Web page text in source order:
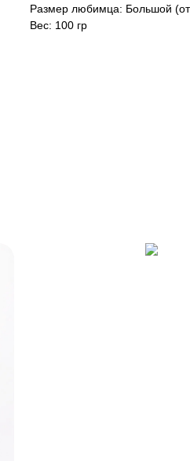
Размер любимца: Большой (от
Вес: 100 гр